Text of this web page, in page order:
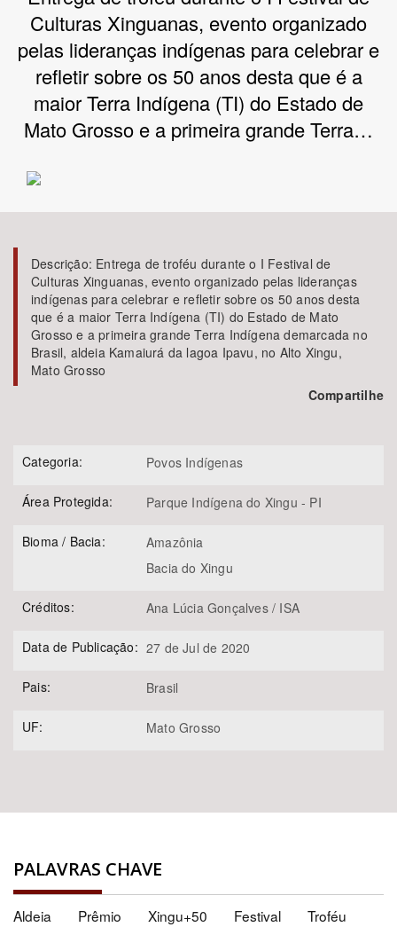
Bioma / Bacia
Tema
Subtema
Área de Levantamento
BUSCAR
Culturas Xinguanas, evento organizado
pelas lideranças indígenas para celebrar e
refletir sobre os 50 anos desta que é a
maior Terra Indígena (TI) do Estado de
Mato Grosso e a primeira grande Terra…
Descrição: Entrega de troféu durante o I Festival de
Culturas Xinguanas, evento organizado pelas lideranças
indígenas para celebrar e refletir sobre os 50 anos desta
que é a maior Terra Indígena (TI) do Estado de Mato
Grosso e a primeira grande Terra Indígena demarcada no
Brasil, aldeia Kamaiurá da lagoa Ipavu, no Alto Xingu,
Mato Grosso
Compartilhe
Categoria: Povos Indígenas
Área Protegida: Parque Indígena do Xingu - PI
Bioma / Bacia:
Amazônia
Bacia do Xingu
Créditos: Ana Lúcia Gonçalves / ISA
Data de Publicação: 27 de Jul de 2020
Pais: Brasil
UF: Mato Grosso
PALAVRAS CHAVE
Aldeia Prêmio Xingu+50 Festival Troféu